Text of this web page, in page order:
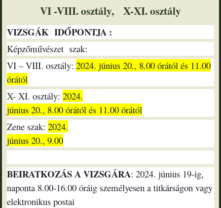
VI -VIII. osztály, X-XI. osztály
VIZSGÁK IDŐPONTJA :
Képzőművészet szak:
VI – VIII. osztály:2024. június 20., 8.00 órától és 11.00
órától
X- XI. osztály:2024.
június 20., 8.00 órától és 11.00 órától
Zene szak:2024.
június 20., 9.00
BEIRATKOZÁS A VIZSGÁRA: 2024. június 19-ig,
naponta 8.00-16.00 óráig személyesen a titkárságon vagy
elektronikus postai